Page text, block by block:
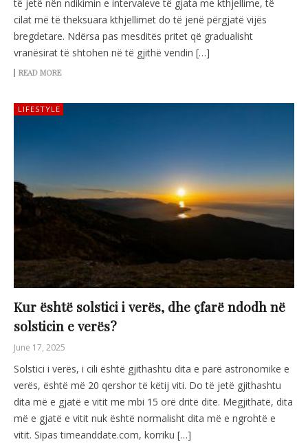
të jetë nën ndikimin e intervaleve të gjata me kthjellime, të
cilat më të theksuara kthjellimet do të jenë përgjatë vijës
bregdetare. Ndërsa pas mesditës pritet që gradualisht
vranësirat të shtohen në të gjithë vendin […]
READ MORE
LIFESTYLE
Kur është solstici i verës, dhe çfarë ndodh në
solsticin e verës?
June 17, 2025
Solstici i verës, i cili është gjithashtu dita e parë astronomike e
verës, është më 20 qershor të këtij viti. Do të jetë gjithashtu
dita më e gjatë e vitit me mbi 15 orë dritë dite. Megjithatë, dita
më e gjatë e vitit nuk është normalisht dita më e ngrohtë e
vitit. Sipas timeanddate.com, korriku […]